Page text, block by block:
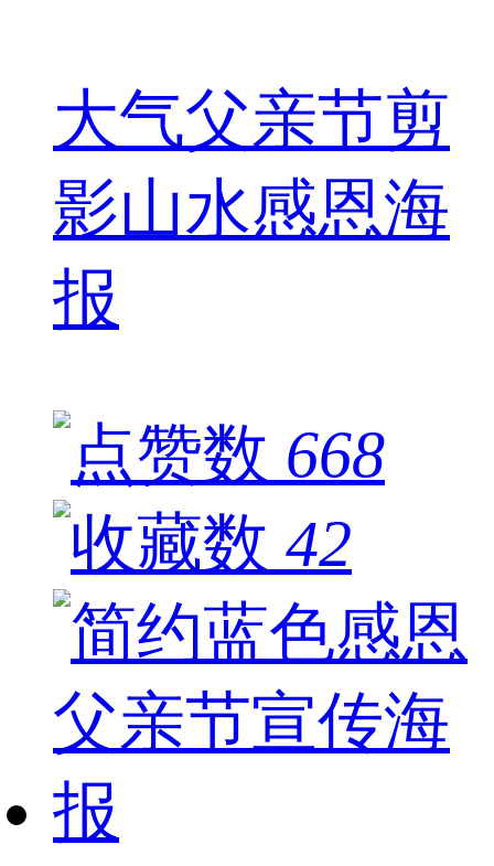
大气父亲节剪
影山水感恩海
报
668
42